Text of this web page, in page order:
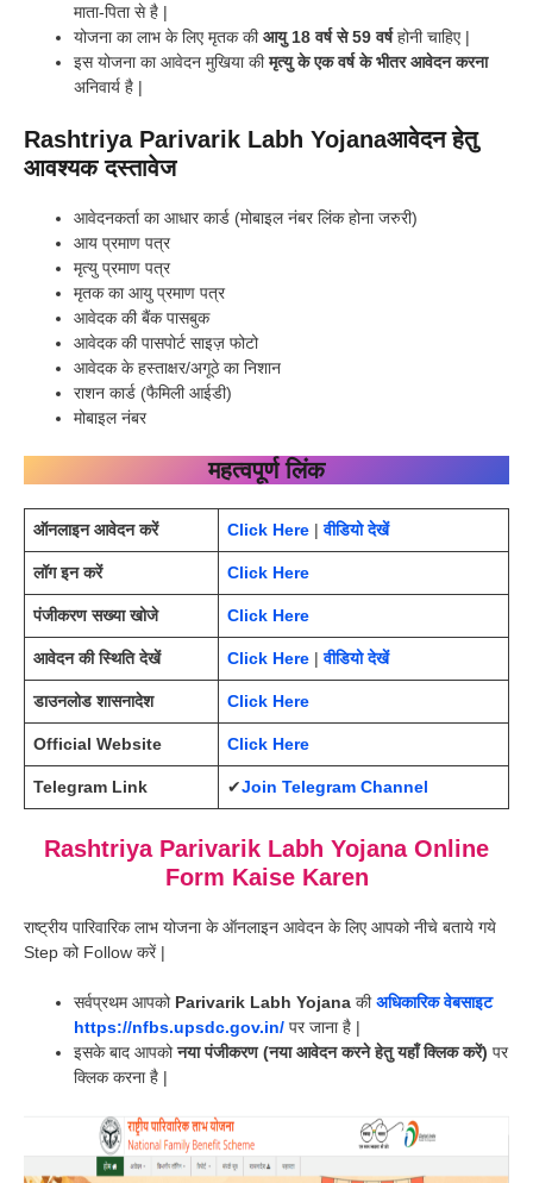
माता-पिता से है |
योजना का लाभ के लिए मृतक कीआयु 18 वर्ष से 59 वर्षहोनी चाहिए |
इस योजना का आवेदन मुखिया कीमृत्यु के एक वर्ष के भीतर आवेदन करना
अनिवार्य है |
Rashtriya Parivarik Labh Yojanaआवेदन हेतु
आवश्यक दस्तावेज
आवेदनकर्ता का आधार कार्ड (मोबाइल नंबर लिंक होना जरुरी)
आय प्रमाण पत्र
मृत्यु प्रमाण पत्र
मृतक का आयु प्रमाण पत्र
आवेदक की बैंक पासबुक
आवेदक की पासपोर्ट साइज़ फोटो
आवेदक के हस्ताक्षर/अगूठे का निशान
राशन कार्ड (फैमिली आईडी)
मोबाइल नंबर
महत्वपूर्ण लिंक
ऑनलाइन आवेदन करें Click Here |वीडियो देखें
लॉग इन करें Click Here
पंजीकरण सख्या खोजे Click Here
आवेदन की स्थिति देखें Click Here |वीडियो देखें
डाउनलोड शासनादेश Click Here
Official Website Click Here
Telegram Link ✔Join Telegram Channel
Rashtriya Parivarik Labh Yojana Online
Form Kaise Karen
राष्ट्रीय पारिवारिक लाभ योजना के ऑनलाइन आवेदन के लिए आपको नीचे बताये गये
Step को Follow करें |
सर्वप्रथम आपको Parivarik Labh Yojana कीअधिकारिक वेबसाइट
https://nfbs.upsdc.gov.in/ पर जाना है |
इसके बाद आपकोनया पंजीकरण (नया आवेदन करने हेतु यहाँ क्लिक करें) पर
क्लिक करना है |